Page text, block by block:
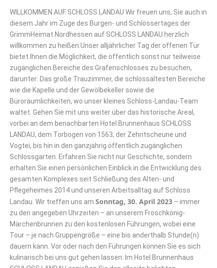
WILLKOMMEN AUF SCHLOSS LANDAU Wir freuen uns, Sie auch in
diesem Jahr im Zuge des Burgen- und Schlössertages der
GrimmHeimat Nordhessen auf SCHLOSS LANDAU herzlich
willkommen zu heißen.Unser alljährlicher Tag der offenen Tür
bietet Ihnen die Möglichkeit, die öffentlich sonst nur teilweise
zugänglichen Bereiche des Grafenschlosses zu besuchen,
darunter: Das große Trauzimmer, die schlossältesten Bereiche
wie die Kapelle und der Gewölbekeller sowie die
Büroräumlichkeiten, wo unser kleines Schloss-Landau-Team
waltet. Gehen Sie mit uns weiter über das historische Areal,
vorbei an dem benachbarten Hotel Brunnenhaus SCHLOSS
LANDAU, dem Torbogen von 1563, der Zehntscheune und
Vogtei, bis hin in den ganzjährig öffentlich zugänglichen
Schlossgarten. Erfahren Sie nicht nur Geschichte, sondern
erhalten Sie einen persönlichen Einblick in die Entwicklung des
gesamten Komplexes seit Schließung des Alten- und
Pflegeheimes 2014 und unseren Arbeitsalltag auf Schloss
Landau. Wir treffen uns am Sonntag, 30. April 2023 – immer
zu den angegeben Uhrzeiten – an unserem Froschkönig-
Märchenbrunnen zu den kostenlosen Führungen, wobei eine
Tour – je nach Gruppengröße – eine bis anderthalb Stunde(n)
dauern kann. Vor oder nach den Führungen können Sie es sich
kulinarisch bei uns gut gehen lassen: Im Hotel Brunnenhaus